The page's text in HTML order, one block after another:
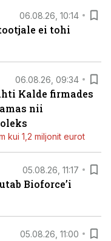
06.08.26, 10:14
ei tohi
06.08.26, 09:34
Kalde firmades
nii
kui 1,2 miljonit eurot
05.08.26, 11:17
Bioforce’i
05.08.26, 11:00